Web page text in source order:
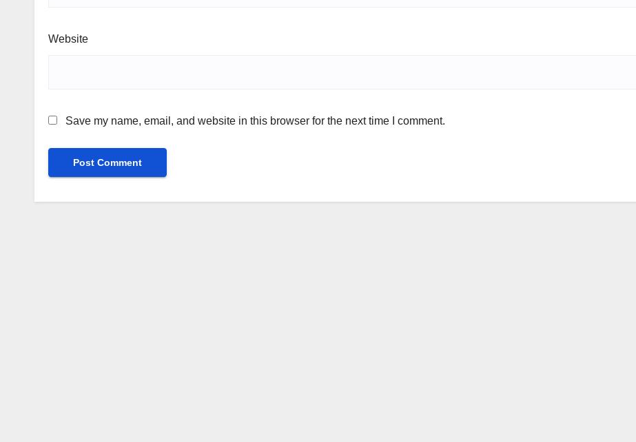
Website
Save my name, email, and website in this browser for the next time I comment.